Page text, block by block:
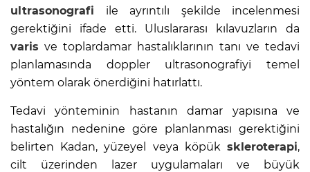
ultrasonografi ile ayrıntılı şekilde incelenmesi
gerektiğini ifade etti. Uluslararası kılavuzların da
varis ve toplardamar hastalıklarının tanı ve tedavi
planlamasında doppler ultrasonografiyi temel
yöntem olarak önerdiğini hatırlattı.
Tedavi yönteminin hastanın damar yapısına ve
hastalığın nedenine göre planlanması gerektiğini
belirten Kadan, yüzeyel veya köpük skleroterapi,
cilt üzerinden lazer uygulamaları ve büyük